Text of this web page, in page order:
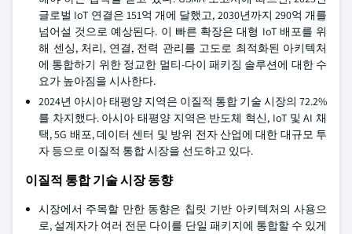
글로벌 IoT 연결은 151억 개에 달했고, 2030년까지 290억 개를
넘어설 것으로 예상된다. 이 빠른 확장은 대형 IoT 배포를 위
해 센싱, 처리, 연결, 전력 관리를 고도로 최적화된 아키텍처
에 통합하기 위한 정교한 멀티-다이 패키징 솔루션에 대한 수
요가 높아짐을 시사한다.
2024년 아시아 태평양 지역은 이질적 통합 기술 시장의 72.2%
를 차지했다. 아시아 태평양 지역은 반도체 혁신, IoT 및 AI 채
택, 5G 배포, 데이터 센터 및 방위 전자 산업에 대한 대규모 투
자 등으로 이질적 통합 시장을 선도하고 있다.
이질적 통합 기술 시장 동향
시장에서 주목할 만한 동향은 칩릿 기반 아키텍처의 사용으
로, 설계자가 여러 전문 다이를 단일 패키지에 통합할 수 있게